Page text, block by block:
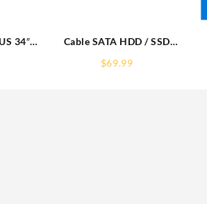
34″
Cable SATA HDD / SSD
340700
$69.99